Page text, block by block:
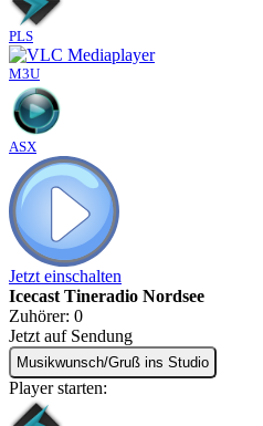
PLS
M3U
ASX
Jetzt einschalten
Icecast Tineradio Nordsee
Zuhörer: 0
Jetzt auf Sendung
Musikwunsch/Gruß ins Studio
Player starten: